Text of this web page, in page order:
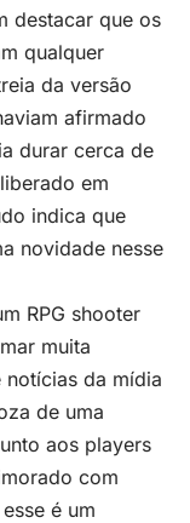
destacar que os
qualquer
da versão
afirmado
durar cerca de
em
indica que
novidade nesse
RPG shooter
muita
da mídia
de uma
aos players
com
é um